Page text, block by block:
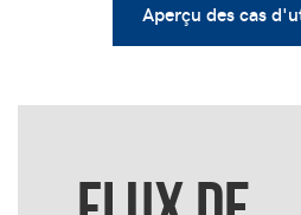
Aperçu des cas